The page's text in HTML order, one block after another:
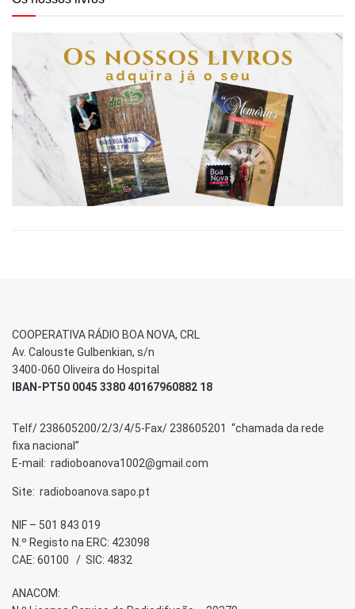
COOPERATIVA RÁDIO BOA NOVA, CRL
Av. Calouste Gulbenkian, s/n
3400-060 Oliveira do Hospital
IBAN-PT50 0045 3380 40167960882 18
Telf/ 238605200/2/3/4/5-Fax/ 238605201 “chamada da rede
fixa nacional”
E-mail: radioboanova1002@gmail.com
Site: radioboanova.sapo.pt
NIF – 501 843 019
N.º Registo na ERC: 423098
CAE: 60100 / SIC: 4832
ANACOM: